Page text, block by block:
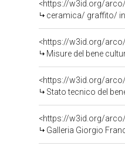
<https://w3id.org/
ceramica/ graffito/
<https://w3id.org/
Misure del bene
<https://w3id.org/
Stato tecnico del
<https://w3id.org/
Galleria Giorgio